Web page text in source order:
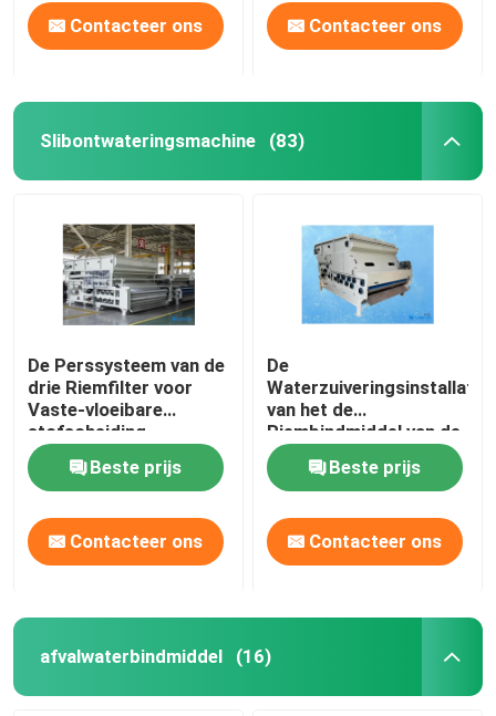
Contacteer ons Contacteer ons
Slibontwateringsmachine (83)
De Perssysteem van de
drie Riemfilter voor
Vaste-vloeibare
stofscheiding
Beste prijs
Contacteer ons
De
Waterzuiveringsinstallatie
van het de
Riembindmiddel van de
modderernst het
OntwaterenBeste prijs
Contacteer ons
afvalwaterbindmiddel (16)